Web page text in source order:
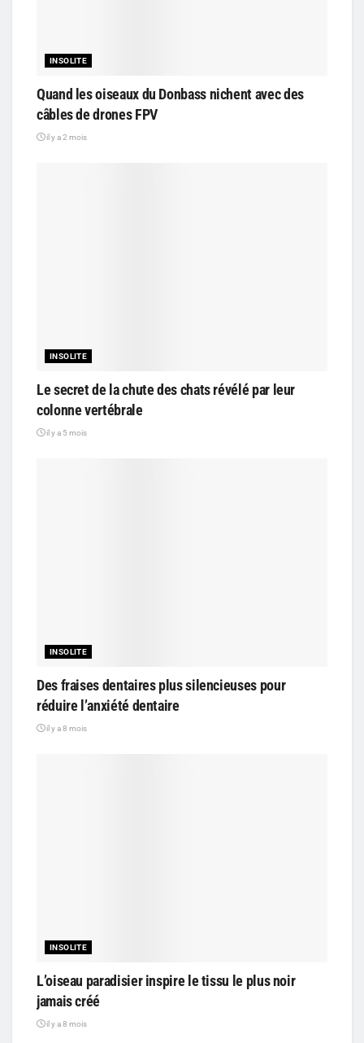
INSOLITE
Quand les oiseaux du Donbass nichent avec des
câbles de drones FPV
il y a 2 mois
INSOLITE
Le secret de la chute des chats révélé par leur
colonne vertébrale
il y a 5 mois
INSOLITE
Des fraises dentaires plus silencieuses pour
réduire l’anxiété dentaire
il y a 8 mois
INSOLITE
L’oiseau paradisier inspire le tissu le plus noir
jamais créé
il y a 8 mois